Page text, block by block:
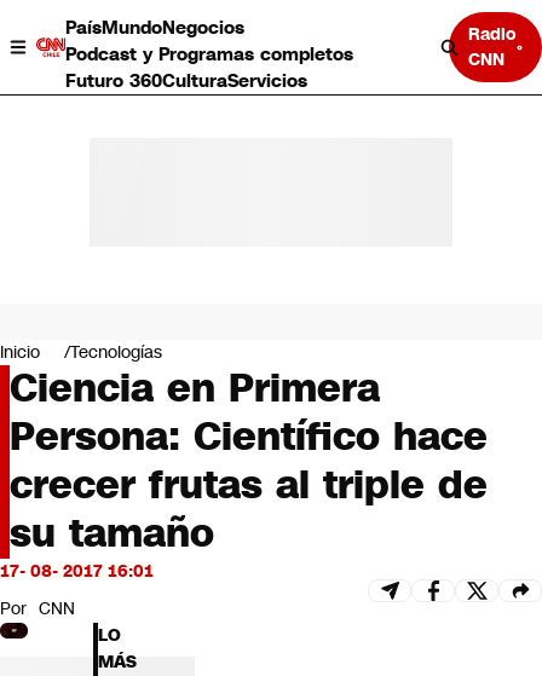
PaísMundoNegocios
Podcast y Programas completos
Futuro 360CulturaServicios
Radio
CNN
Negocios
Deportes
Programas completos
Cultura
Servicios
Bits
CNN tiempo
Futuro 360
Inicio Tecnologías
Ciencia en Primera
Persona: Científico hace
crecer frutas al triple de
su tamaño
17- 08- 2017 16:01
Por CNN
LO
MÁS